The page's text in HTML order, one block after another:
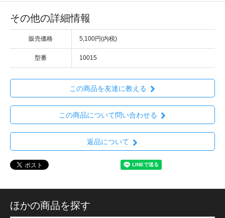
その他の詳細情報
販売価格 5,100円(内税)
型番 10015
この商品を友達に教える
この商品について問い合わせる
返品について
ほかの商品を探す